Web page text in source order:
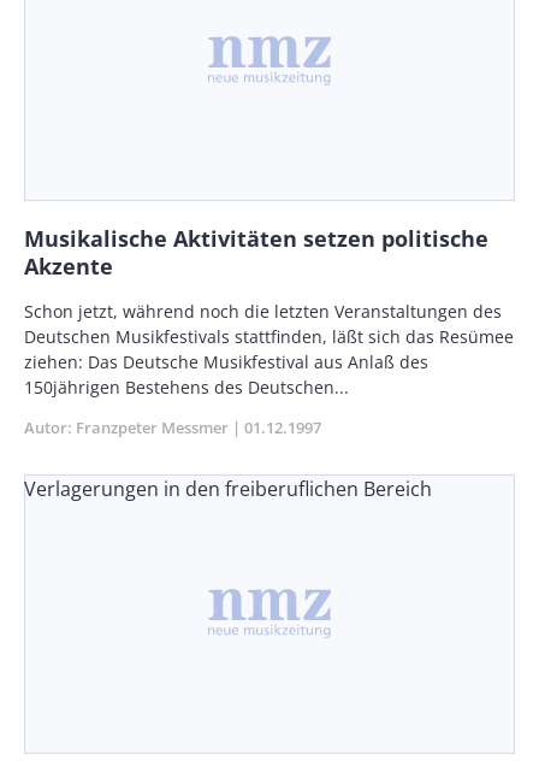
Musikalische Aktivitäten setzen politische
Akzente
Body
Schon jetzt, während noch die letzten Veranstaltungen des
Deutschen Musikfestivals stattfinden, läßt sich das Resümee
ziehen: Das Deutsche Musikfestival aus Anlaß des
150jährigen Bestehens des Deutschen...
Autor Franzpeter Messmer Publikationsdatum
01.12.1997
Verlagerungen in den freiberuflichen Bereich